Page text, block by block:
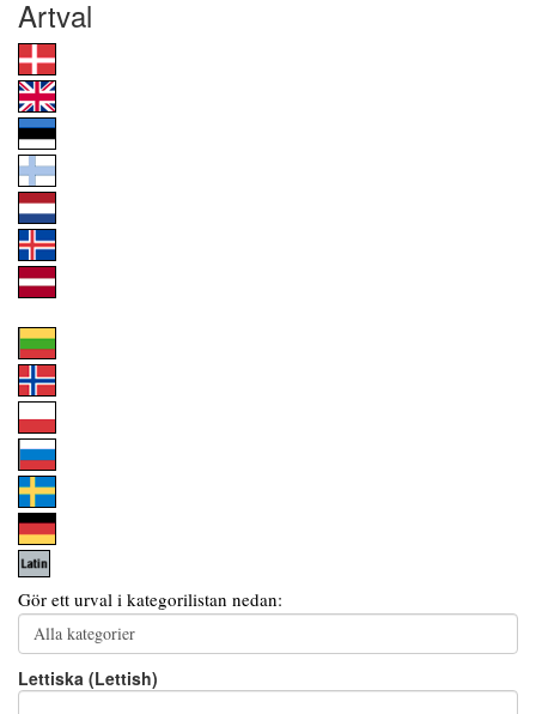
Artval
Gör ett urval i kategorilistan nedan:
Lettiska (Lettish)